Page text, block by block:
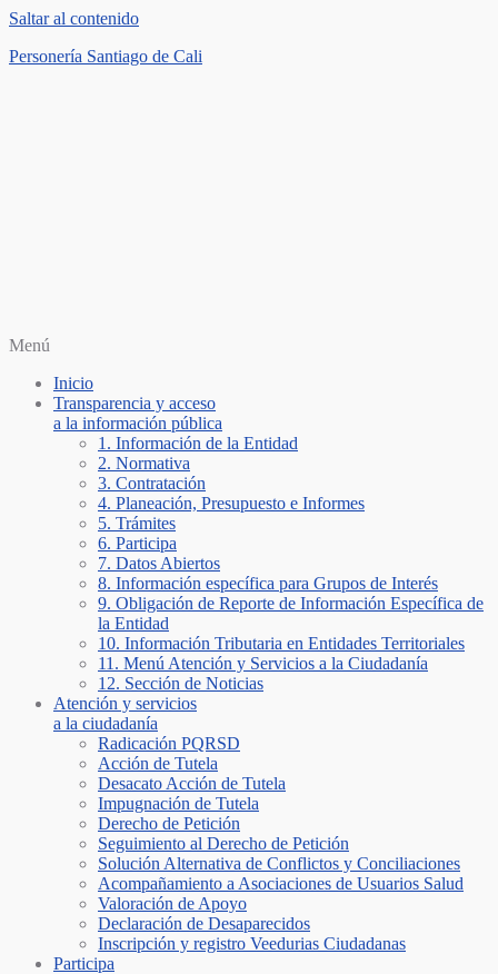
Saltar al contenido
Personería Santiago de Cali
Menú
Inicio
Transparencia y acceso
a la información pública
1. Información de la Entidad
2. Normativa
3. Contratación
4. Planeación, Presupuesto e Informes
5. Trámites
6. Participa
7. Datos Abiertos
8. Información específica para Grupos de Interés
9. Obligación de Reporte de Información Específica de
la Entidad
10. Información Tributaria en Entidades Territoriales
11. Menú Atención y Servicios a la Ciudadanía
12. Sección de Noticias
Atención y servicios
a la ciudadanía
Radicación PQRSD
Acción de Tutela
Desacato Acción de Tutela
Impugnación de Tutela
Derecho de Petición
Seguimiento al Derecho de Petición
Solución Alternativa de Conflictos y Conciliaciones
Acompañamiento a Asociaciones de Usuarios Salud
Valoración de Apoyo
Declaración de Desaparecidos
Inscripción y registro Veedurias Ciudadanas
Participa